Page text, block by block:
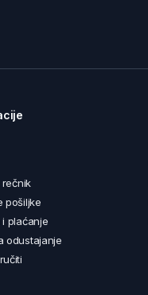
rečnik
pošiljke
i plaćanje
odustajanje